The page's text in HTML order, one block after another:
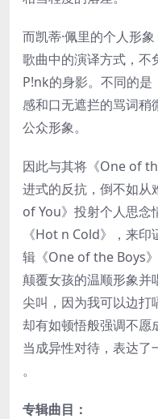
而凯蒂·佩里的个人形
歌曲中的演译方式，
P!nk的身影。不同的是
感和口无遮拦的骂词稍
公众形象。
因此与其将《One of
进式的反抗，倒不如
of You》投射个人思念
《Hot n Cold》，来
辑《One of the Boys
颠覆女孩的温顺形象并
尖叫，因为我可以边打
却有如顿悟般强调不愿
当成异性对待，表达了
。
专辑曲目：